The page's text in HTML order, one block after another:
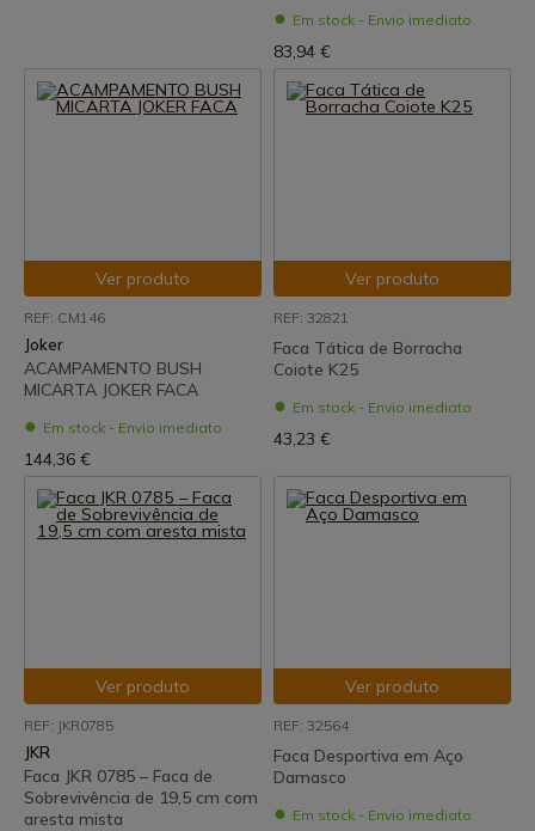
Em stock - Envio imediato
83,94 €
Ver produto
REF: CM146
Joker
ACAMPAMENTO BUSH
MICARTA JOKER FACA
Em stock - Envio imediato
144,36 €
Ver produto
REF: 32821
Faca Tática de Borracha
Coiote K25
Em stock - Envio imediato
43,23 €
Ver produto
REF: JKR0785
JKR
Faca JKR 0785 – Faca de
Sobrevivência de 19,5 cm com
aresta mista
Ver produto
REF: 32564
Faca Desportiva em Aço
Damasco
Em stock - Envio imediato